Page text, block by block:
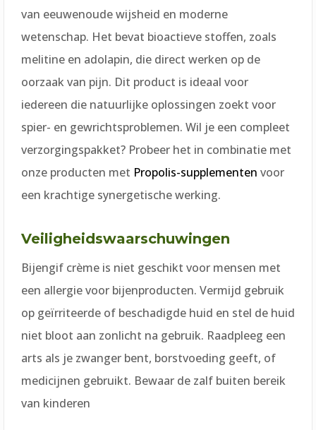
van eeuwenoude wijsheid en moderne
wetenschap. Het bevat bioactieve stoffen, zoals
melitine en adolapin, die direct werken op de
oorzaak van pijn. Dit product is ideaal voor
iedereen die natuurlijke oplossingen zoekt voor
spier- en gewrichtsproblemen. Wil je een compleet
verzorgingspakket? Probeer het in combinatie met
onze producten met Propolis-supplementen voor
een krachtige synergetische werking.
Veiligheidswaarschuwingen
Bijengif crème is niet geschikt voor mensen met
een allergie voor bijenproducten. Vermijd gebruik
op geïrriteerde of beschadigde huid en stel de huid
niet bloot aan zonlicht na gebruik. Raadpleeg een
arts als je zwanger bent, borstvoeding geeft, of
medicijnen gebruikt. Bewaar de zalf buiten bereik
van kinderen